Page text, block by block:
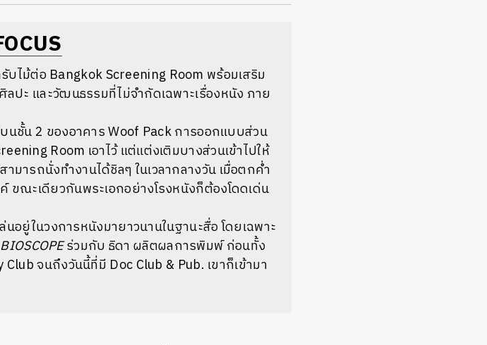
บไม้ต่อ Bangkok Screening Room พร้อมเสริม
ปะ และวัฒนธรรมที่ไม่จำกัดเฉพาะเรื่องหนัง ภาย
นชั้น 2 ของอาคาร Woof Pack การออกแบบส่วน
Room เอาไว้ แต่แต่งเติมบางส่วนเข้าไปให้
สามารถนั่งทำงานได้ชิลๆ ในเวลากลางวัน เมื่อตกค่ำ
ณะเดียวกันพระเอกอย่างโรงหนังก็ต้องโดดเด่น
อยู่ในวงการหนังมายาวนานในฐานะสื่อ โดยเฉพาะ
BIOSCOPEร่วมกับ ธิดา ผลิตผลการพิมพ์ ก่อนทั้ง
จนถึงวันนี้ที่มี Doc Club & Pub. เขาก็เข้ามา